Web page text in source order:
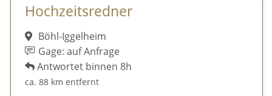
Hochzeitsredner
Böhl-Iggelheim
Gage: auf Anfrage
Antwortet binnen 8h
ca. 88 km entfernt